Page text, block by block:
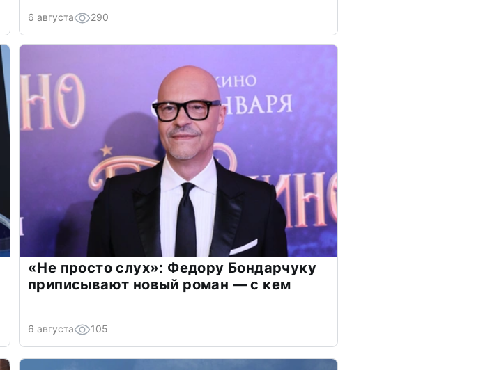
6 августа 290
«Не просто слух»: Федору Бондарчуку
приписывают новый роман — с кем
6 августа 105